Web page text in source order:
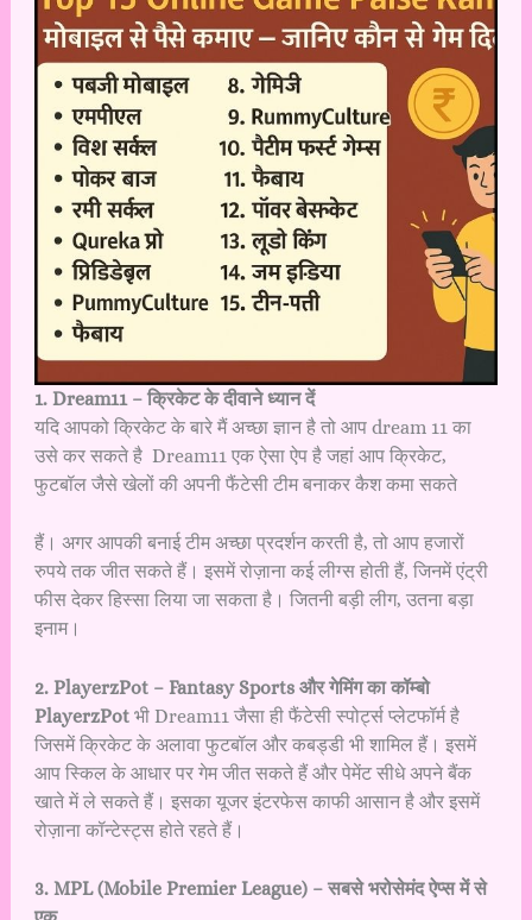
1. Dream11 – क्रिकेट के दीवाने ध्यान दें
यदि आपको क्रिकेट के बारे मैं अच्छा ज्ञान है तो आप dream 11 का
उसे कर सकते है Dream11 एक ऐसा ऐप है जहां आप क्रिकेट,
फुटबॉल जैसे खेलों की अपनी फैंटेसी टीम बनाकर कैश कमा सकते
हैं। अगर आपकी बनाई टीम अच्छा प्रदर्शन करती है, तो आप हजारों
रुपये तक जीत सकते हैं। इसमें रोज़ाना कई लीग्स होती हैं, जिनमें एंट्री
फीस देकर हिस्सा लिया जा सकता है। जितनी बड़ी लीग, उतना बड़ा
इनाम।
2. PlayerzPot – Fantasy Sports और गेमिंग का कॉम्बो
PlayerzPotभी Dream11 जैसा ही फैंटेसी स्पोर्ट्स प्लेटफॉर्म है
जिसमें क्रिकेट के अलावा फुटबॉल और कबड्डी भी शामिल हैं। इसमें
आप स्किल के आधार पर गेम जीत सकते हैं और पेमेंट सीधे अपने बैंक
खाते में ले सकते हैं। इसका यूजर इंटरफेस काफी आसान है और इसमें
रोज़ाना कॉन्टेस्ट्स होते रहते हैं।
3. MPL (Mobile Premier League) – सबसे भरोसेमंद ऐप्स में से